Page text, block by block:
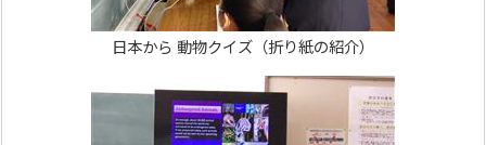
日本から 動物クイズ（折り紙の紹介）